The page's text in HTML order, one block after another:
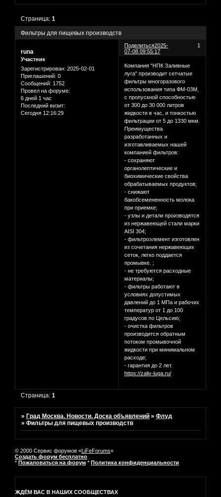
Фильтры для пищевых производств
Страница:1
Поделиться 1
2025-
07-08 09:55:17
runa
Участник
Зарегистрирован: 2025-02-01
Приглашений: 0
Сообщений: 1752
Провел на форуме:
6 дней 1 час
Последний визит:
Сегодня 12:16:29
Компания "НПК Заливные
луга" производит сетчатые
фильтры многоразового
использования типа ФМ-03М,
с пропускной способностью
от 300 до 30 000 литров
жидкости в час, и тонкостью
фильтрации от 5 до 1330 мкм.
Преимущества
разработанных и
изготавливаемых нашей
компанией фильтров:
- сохраняют
органолептические и
биохимические свойства
обрабатываемых продуктов;
- снижают
бакобсемененность молока
при приемке;
- узлы и детали производятся
из нержавеющей стали марки
AISI 304;
- фильтроэлемент изготовлен
из сочетания нержавеющих
сеток, легко поддается
промывке. ;
- не требуются расходные
материалы;
- фильтры работают в
условиях допустимых
давлений до 1 МПа и рабочих
температур от 1 до 100
градусов по Цельсию;
- очистка фильтров
производится обратным
потоком промывочной
жидкости при минимальном
расходе;
- гарантия до 2 лет.
https://zaliv-luga.ru/
Страница:1
»Град Москва. Новости. Доска объявлений »Флуд
»Фильтры для пищевых производств
© 2000 Сервис форумов «LiFeForums»
Создать форум бесплатно
* Пожаловаться на форум * Политика конфиденциальности
ЖДЁМ ВАС В НАШИХ СООБЩЕСТВАХ